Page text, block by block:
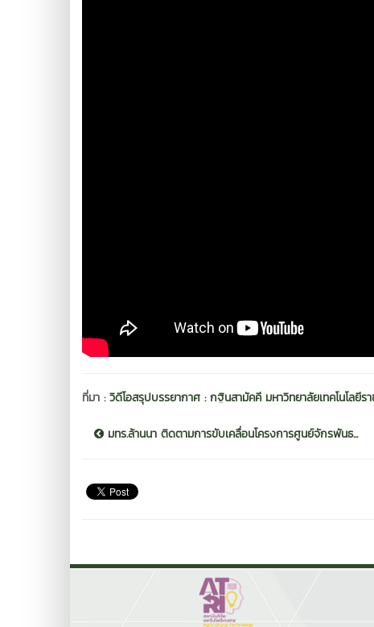
ที่มา :วิดีโอสรุปบรรยากาศ : กฐินสามัคคี มหาวิทยาลัยเทคโนโลยี
มทร.ล้านนา ติดตามการขับเคลื่อนโครงการศูนย์จักรพันธ...